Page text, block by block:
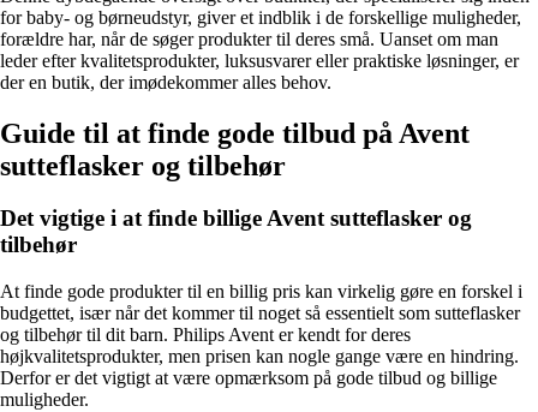
for baby- og børneudstyr, giver et indblik i de forskellige muligheder,
forældre har, når de søger produkter til deres små. Uanset om man
leder efter kvalitetsprodukter, luksusvarer eller praktiske løsninger, er
der en butik, der imødekommer alles behov.
Guide til at finde gode tilbud på Avent
sutteflasker og tilbehør
Det vigtige i at finde billige Avent sutteflasker og
tilbehør
At finde gode produkter til en billig pris kan virkelig gøre en forskel i
budgettet, især når det kommer til noget så essentielt som sutteflasker
og tilbehør til dit barn. Philips Avent er kendt for deres
højkvalitetsprodukter, men prisen kan nogle gange være en hindring.
Derfor er det vigtigt at være opmærksom på gode tilbud og billige
muligheder.